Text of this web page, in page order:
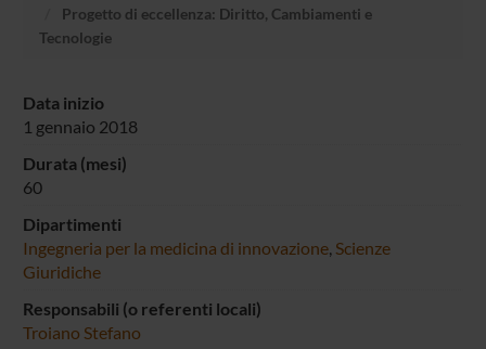
Progetto di eccellenza: Diritto, Cambiamenti e
Tecnologie
Data inizio
1 gennaio 2018
Durata (mesi)
60
Dipartimenti
Ingegneria per la medicina di innovazione, Scienze
Giuridiche
Responsabili (o referenti locali)
Troiano Stefano